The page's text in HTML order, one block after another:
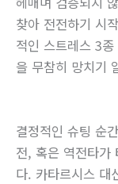
찾아 전전하기 시
적인 스트레스 3
을 무참히 망치기
결정적인 슈팅 순
전, 혹은 역전타가
다. 카타르시스 대